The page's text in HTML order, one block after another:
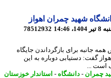
شهید چمران اهواز
78512932
برای بازگرداندن جایگاه
دستیابی دوباره به این
...
- دانشگاه-استاندار خوزستان